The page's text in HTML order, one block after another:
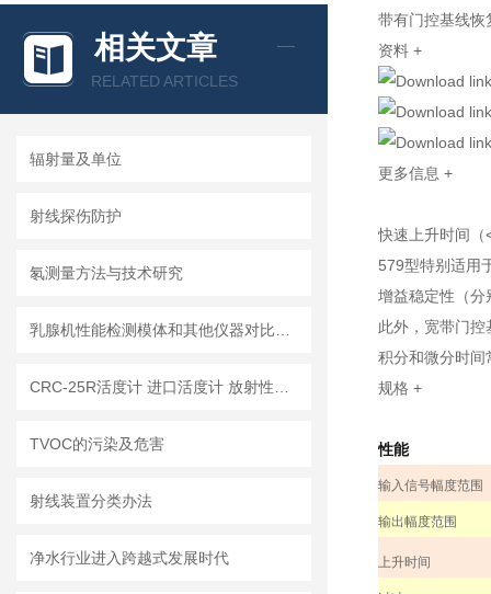
相关文章
RELATED ARTICLES
辐射量及单位
射线探伤防护
氡测量方法与技术研究
TVOC的污染及危害
射线装置分类办法
净水行业进入跨越式发展时代
带有门控基线恢
资料 +
更多信息 +
快速上升时间
579型特别适用
增益稳定性（分
此外，宽带门
积分和微分时
规格 +
性能
输入信号幅度范围
输出幅度范围
上升时间